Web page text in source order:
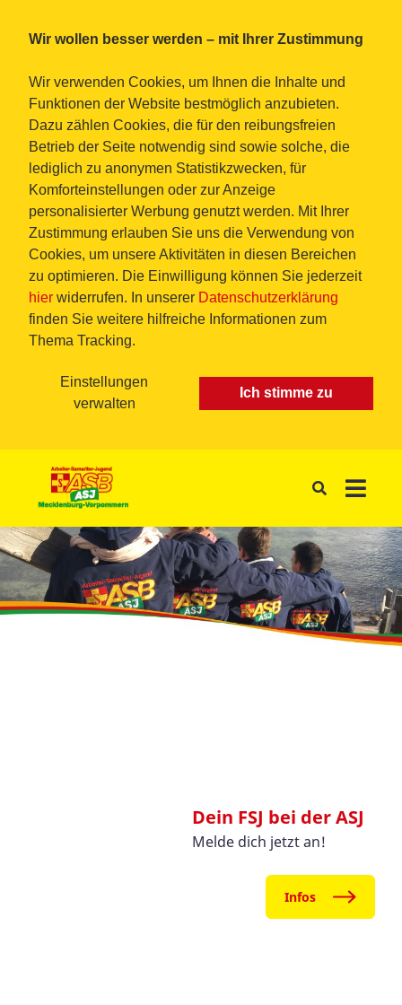
Wir wollen besser werden – mit Ihrer Zustimmung
Wir verwenden Cookies, um Ihnen die Inhalte und
Funktionen der Website bestmöglich anzubieten.
Dazu zählen Cookies, die für den reibungsfreien
Betrieb der Seite notwendig sind sowie solche, die
lediglich zu anonymen Statistikzwecken, für
Komforteinstellungen oder zur Anzeige
personalisierter Werbung genutzt werden. Mit Ihrer
Zustimmung erlauben Sie uns die Verwendung von
Cookies, um unsere Aktivitäten in diesen Bereichen
zu optimieren. Die Einwilligung können Sie jederzeit
hier widerrufen. In unserer Datenschutzerklärung
finden Sie weitere hilfreiche Informationen zum
Thema Tracking.
Einstellungen
verwalten
Ich stimme zu
Dein FSJ bei der ASJ
Melde dich jetzt an!
Infos